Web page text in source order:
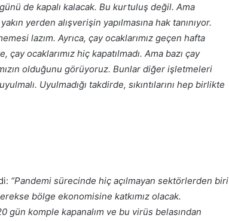
de kapalı kalacak. Bu kurtuluş değil. Ama
yerden alışverişin yapılmasına hak tanınıyor.
lazım. Ayrıca, çay ocaklarımız geçen hafta
ocaklarımız hiç kapatılmadı. Ama bazı çay
olduğunu görüyoruz. Bunlar diğer işletmeleri
Uyulmadığı takdirde, sıkıntılarını hep birlikte
“Pandemi sürecinde hiç açılmayan sektörlerden biri
bölge ekonomisine katkımız olacak.
gün komple kapanalım ve bu virüs belasından